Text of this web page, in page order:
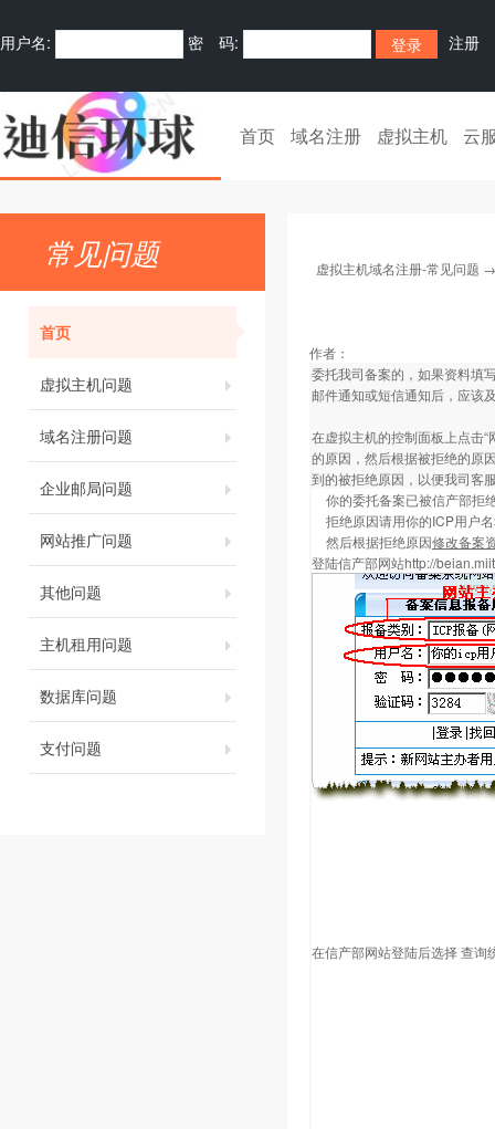
用户名: 密 码: 注册
首页 域名注册 虚拟主机 云
常见问题
首页
虚拟主机问题
域名注册问题
企业邮局问题
网站推广问题
其他问题
主机租用问题
数据库问题
支付问题
虚拟主机域名注册-常见问题
作者：
委托我司备案的，如果资料填
邮件通知或短信通知后，应该
在虚拟主机的控制面板上点击
的原因，然后根据被拒绝的原
到的被拒绝原因，以便我司客
你的委托备案已被信产部拒
拒绝原因请用你的ICP用户
然后根据拒绝原因修改备案
登陆信产部网站http://
在信产部网站登陆后选择 查询